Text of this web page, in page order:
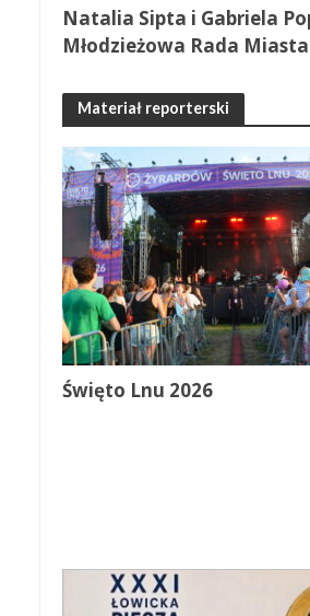
Natalia Sipta i Gabriela
Młodzieżowa Rada
Materiał reporterski
Święto Lnu 2026